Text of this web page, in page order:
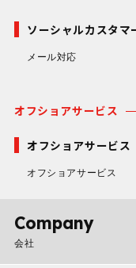
ソーシャルカスタマ
メール対応
オフショアサービス
オフショアサービス
オフショアサービス
Company
会社